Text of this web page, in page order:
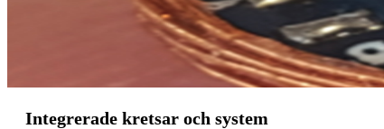
Integrerade kretsar och system